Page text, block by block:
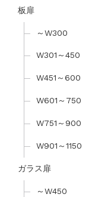
板扉
～W300
W301～450
W451～600
W601～750
W751～900
W901～1150
ガラス扉
～W450